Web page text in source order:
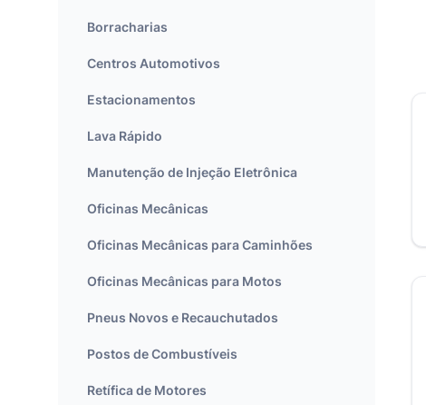
Borracharias
Centros Automotivos
Estacionamentos
Lava Rápido
Manutenção de Injeção Eletrônica
Oficinas Mecânicas
Oficinas Mecânicas para Caminhões
Oficinas Mecânicas para Motos
Pneus Novos e Recauchutados
Postos de Combustíveis
Retífica de Motores